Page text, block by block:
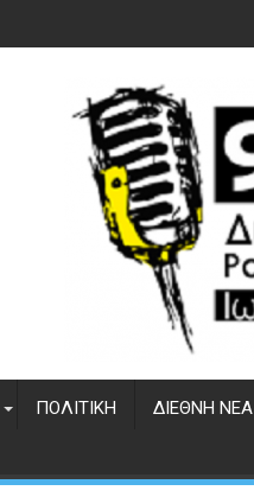
ΠΟΛΙΤΙΚΉ ΔΙΕΘΝΉ ΝΈΑ